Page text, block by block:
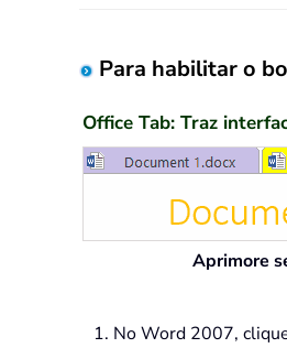
Para habilitar o
Office Tab: Traz
Aprimore
1. No Word 2007,